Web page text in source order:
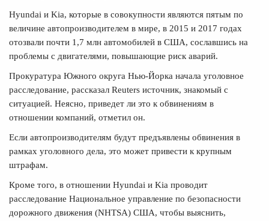
Hyundai и Kia, которые в совокупности являются пятым по
величине автопроизводителем в мире, в 2015 и 2017 годах
отозвали почти 1,7 млн автомобилей в США, сославшись на
проблемы с двигателями, повышающие риск аварий.
Прокуратура Южного округа Нью-Йорка начала уголовное
расследование, рассказал Reuters источник, знакомый с
ситуацией. Неясно, приведет ли это к обвинениям в
отношении компаний, отметил он.
Если автопроизводителям будут предъявлены обвинения в
рамках уголовного дела, это может привести к крупным
штрафам.
Кроме того, в отношении Hyundai и Kia проводит
расследование Национальное управление по безопасности
дорожного движения (NHTSA) США, чтобы выяснить,